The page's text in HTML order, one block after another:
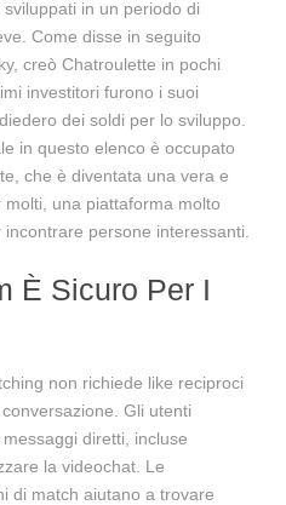
in un periodo di
Come disse in seguito
creò Chatroulette in pochi
investitori furono i suoi
dei soldi per lo sviluppo.
in questo elenco è occupato
che è diventata una vera e
una piattaforma molto
persone interessanti.
È Sicuro Per I
non richiede like reciproci
Gli utenti
diretti, incluse
la videochat. Le
di match aiutano a trovare